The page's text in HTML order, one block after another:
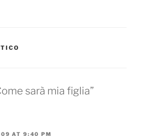
sarà mia figlia”
AT 9:40 PM